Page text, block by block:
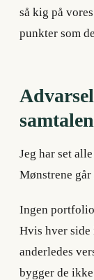
så kig på vores
punkter som
samtalen
Jeg har set
Mønstrene går
Ingen
Hvis hver
anderledes
bygger de